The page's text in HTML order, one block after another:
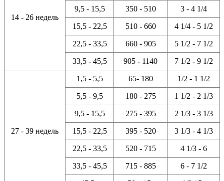
14 - 26 недель
9,5 - 15,5 350 - 510 3 - 4 1/4
15,5 - 22,5 510 - 660 4 1/4 - 5 1/2
22,5 - 33,5 660 - 905 5 1/2 - 7 1/2
33,5 - 45,5 905 - 1140 7 1/2 - 9 1/2
27 - 39 недель
1,5 - 5,5 65- 180 1/2 - 1 1/2
5,5 - 9,5 180 - 275 1 1/2 - 2 1/3
9,5 - 15,5 275 - 395 2 1/3 - 3 1/3
15,5 - 22,5 395 - 520 3 1/3 - 4 1/3
22,5 - 33,5 520 - 715 4 1/3 - 6
33,5 - 45,5 715 - 885 6 - 7 1/2